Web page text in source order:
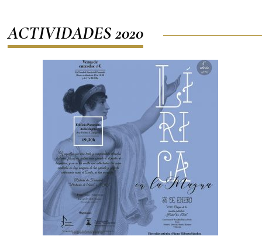
ACTIVIDADES 2020